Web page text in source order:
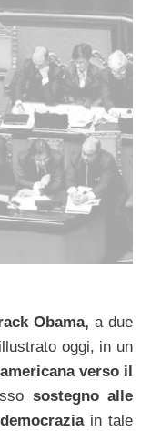
Obama, a due
oggi, in un
verso il
sostegno alle
in tale